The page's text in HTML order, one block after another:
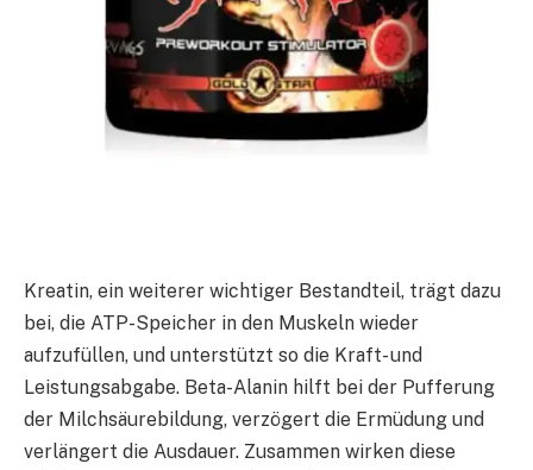
Kreatin, ein weiterer wichtiger Bestandteil, trägt dazu
bei, die ATP-Speicher in den Muskeln wieder
aufzufüllen, und unterstützt so die Kraft- und
Leistungsabgabe. Beta-Alanin hilft bei der Pufferung
der Milchsäurebildung, verzögert die Ermüdung und
verlängert die Ausdauer. Zusammen wirken diese